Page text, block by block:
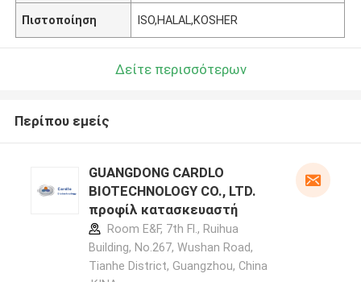
Πιστοποίηση ISO,HALAL,KOSHER
Δείτε περισσότερων
Περίπου εμείς
GUANGDONG CARDLO
BIOTECHNOLOGY CO., LTD.
προφίλ κατασκευαστή
Room E&F, 7th Fl., Ruihua
Building, No.267, Wushan Road,
Tianhe District, Guangzhou, China